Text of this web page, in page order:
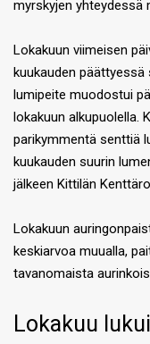
myrskyjen yhteydessä
Lokakuun viimeisen
kuukauden
lumipeite muodostui
lokakuun alkupuolella.
parikymmentä senttiä
kuukauden suurin
jälkeen Kittilän
Lokakuun
keskiarvoa muualla,
tavanomaista
Lokakuu